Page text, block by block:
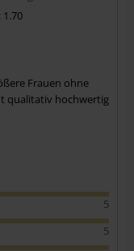
Frauen ohne
qualitativ hochwertig
5
5